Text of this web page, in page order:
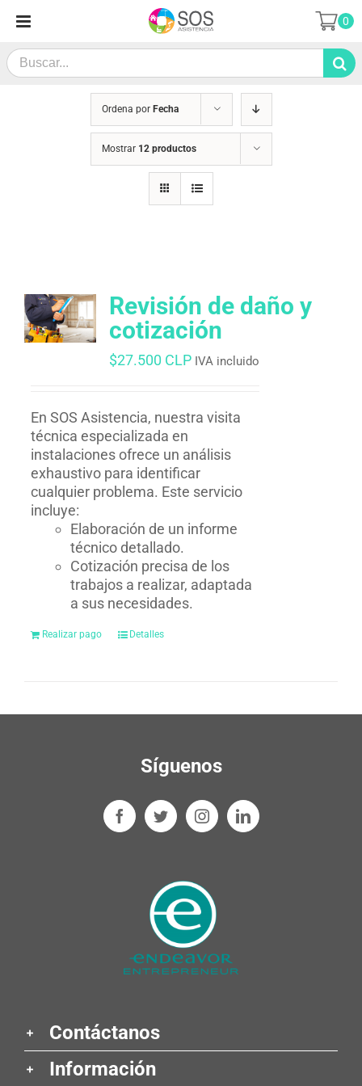
contenido
Search
for:
0
Ordena por Fecha
Mostrar 12 productos
Revisión de daño y
cotización
$27.500 CLP IVA incluido
En SOS Asistencia, nuestra visita
técnica especializada en
instalaciones ofrece un análisis
exhaustivo para identificar
cualquier problema. Este servicio
incluye:
Elaboración de un informe
técnico detallado.
Cotización precisa de los
trabajos a realizar, adaptada
a sus necesidades.
Realizar pago Detalles
Síguenos
Contáctanos
Información